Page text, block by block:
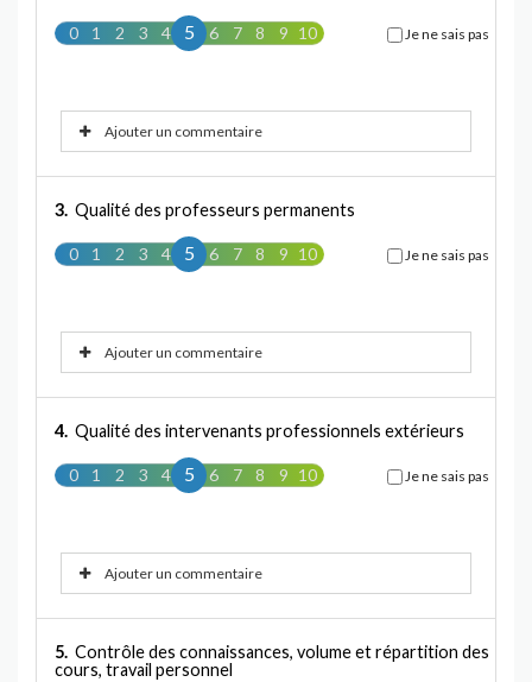
5
0 1 2 3 4 5 6 7 8 9 10 Je ne sais pas
Ajouter un commentaire
3. Qualité des professeurs permanents
5
0 1 2 3 4 5 6 7 8 9 10 Je ne sais pas
Ajouter un commentaire
4. Qualité des intervenants professionnels extérieurs
5
0 1 2 3 4 5 6 7 8 9 10 Je ne sais pas
Ajouter un commentaire
5. Contrôle des connaissances, volume et répartition des
cours, travail personnel